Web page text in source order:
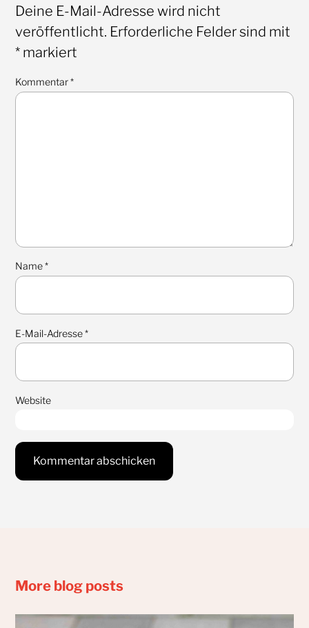
Deine E-Mail-Adresse wird nicht
veröffentlicht. Erforderliche Felder sind mit
*markiert
Kommentar*
Name*
E-Mail-Adresse*
Website
More blog posts